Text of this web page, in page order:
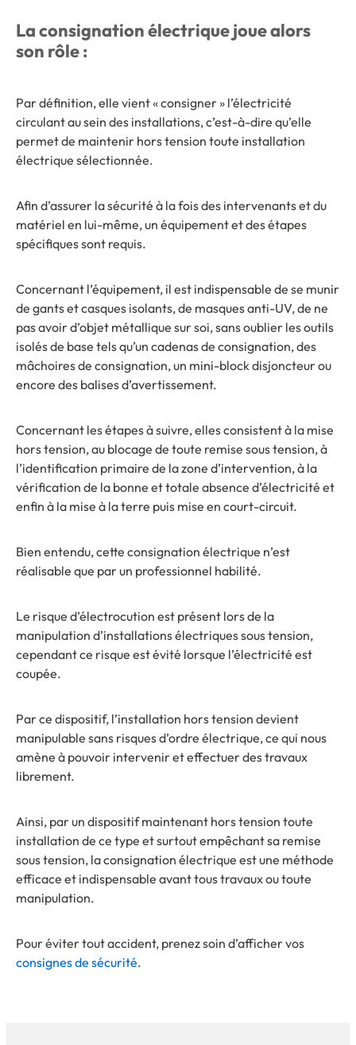
La consignation électrique joue alors
son rôle :
Par définition, elle vient « consigner » l’électricité
circulant au sein des installations, c’est-à-dire qu’elle
permet de maintenir hors tension toute installation
électrique sélectionnée.
Afin d’assurer la sécurité à la fois des intervenants et du
matériel en lui-même, un équipement et des étapes
spécifiques sont requis.
Concernant l’équipement, il est indispensable de se munir
de gants et casques isolants, de masques anti-UV, de ne
pas avoir d’objet métallique sur soi, sans oublier les outils
isolés de base tels qu’un cadenas de consignation, des
mâchoires de consignation, un mini-block disjoncteur ou
encore des balises d’avertissement.
Concernant les étapes à suivre, elles consistent à la mise
hors tension, au blocage de toute remise sous tension, à
l’identification primaire de la zone d’intervention, à la
vérification de la bonne et totale absence d’électricité et
enfin à la mise à la terre puis mise en court-circuit.
Bien entendu, cette consignation électrique n’est
réalisable que par un professionnel habilité.
Le risque d’électrocution est présent lors de la
manipulation d’installations électriques sous tension,
cependant ce risque est évité lorsque l’électricité est
coupée.
Par ce dispositif, l’installation hors tension devient
manipulable sans risques d’ordre électrique, ce qui nous
amène à pouvoir intervenir et effectuer des travaux
librement.
Ainsi, par un dispositif maintenant hors tension toute
installation de ce type et surtout empêchant sa remise
sous tension, la consignation électrique est une méthode
efficace et indispensable avant tous travaux ou toute
manipulation.
Pour éviter tout accident, prenez soin d’afficher vos
consignes de sécurité.